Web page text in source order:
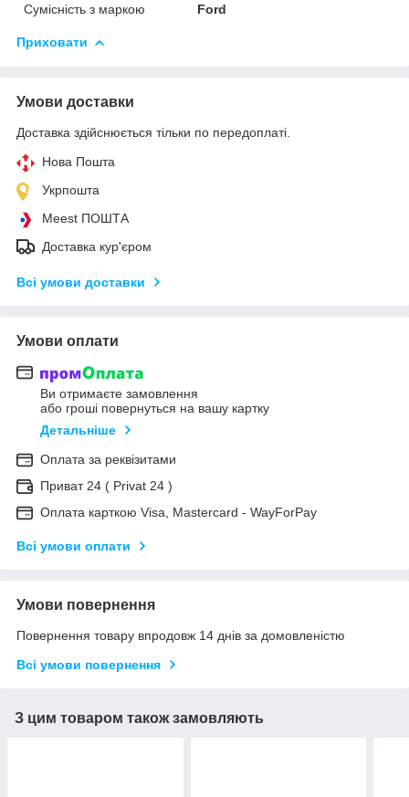
Сумісність з маркою
Ford
Приховати
Умови доставки
Доставка здійснюється тільки по передоплаті.
Нова Пошта
Укрпошта
Meest ПОШТА
Доставка кур'єром
Всі умови доставки
Умови оплати
Ви отримаєте замовлення
або гроші повернуться на вашу картку
Детальніше
Оплата за реквізитами
Приват 24 ( Privat 24 )
Оплата карткою Visa, Mastercard - WayForPay
Всі умови оплати
Умови повернення
Повернення товару впродовж 14 днів за домовленістю
Всі умови повернення
З цим товаром також замовляють